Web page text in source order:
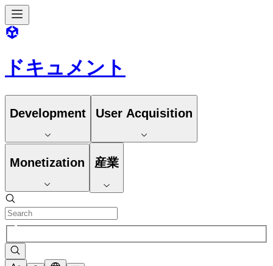
ドキュメント
Development User Acquisition
Monetization 産業